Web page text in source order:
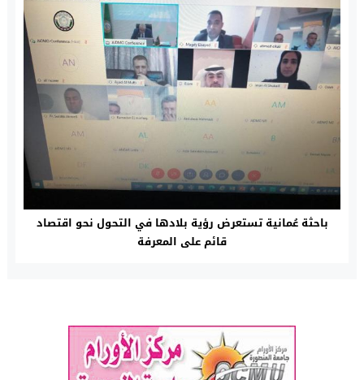
باحثة عُمانية تستعرض رؤية بلادها في التحول نحو اقتصاد
قائم على المعرفة